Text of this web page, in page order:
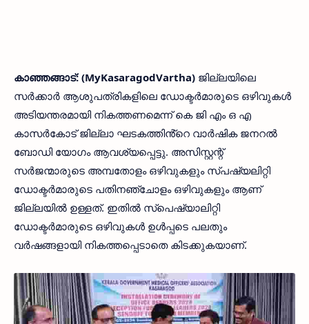
കാഞ്ഞങ്ങാട്: (MyKasaragodVartha) ജില്ലയിലെ
സർക്കാർ ആശുപത്രികളിലെ ഡോക്ടർമാരുടെ ഒഴിവുകൾ
അടിയന്തരമായി നികത്തണമെന്ന് കെ ജി എം ഒ എ
കാസർകോട് ജില്ലാ ഘടകത്തിൻ്റെ വാർഷിക ജനറൽ
ബോഡി യോഗം ആവശ്യപ്പെട്ടു. അസിസ്റ്റന്റ്
സർജന്മാരുടെ അമ്പതോളം ഒഴിവുകളും സ്പഷ്യലിറ്റി
ഡോക്ടർമാരുടെ പതിനഞ്ചോളം ഒഴിവുകളും ആണ്
ജില്ലയിൽ ഉള്ളത്. ഇതിൽ സ്പെഷ്യാലിറ്റി
ഡോക്ടർമാരുടെ ഒഴിവുകൾ ഉൾപ്പടെ പലതും
വർഷങ്ങളായി നികത്തപ്പെടാതെ കിടക്കുകയാണ്.